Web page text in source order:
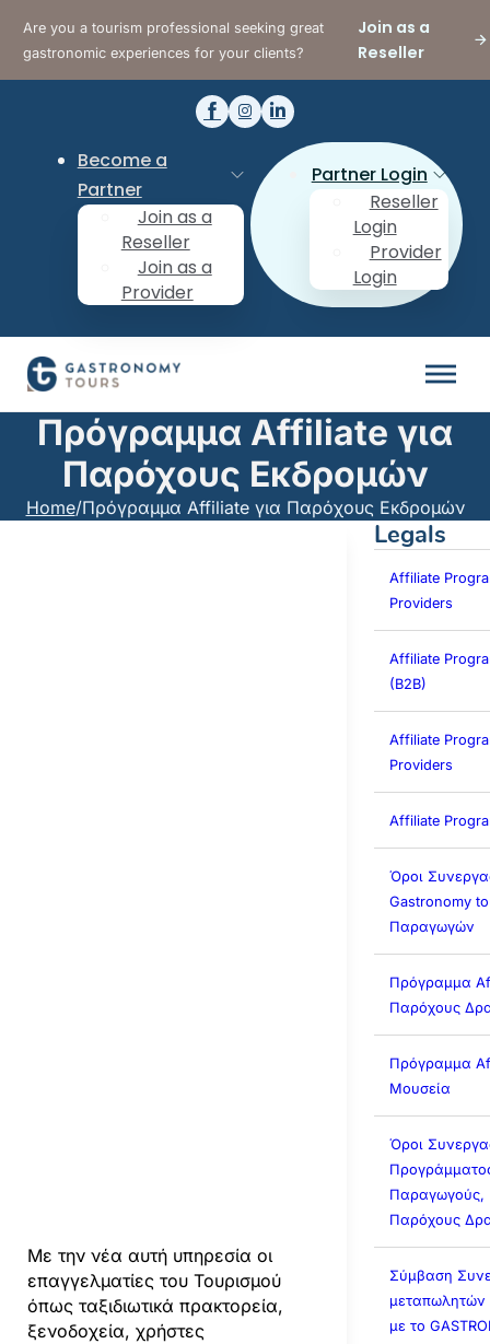
Are you a tourism professional seeking great
gastronomic experiences for your clients?
Join as a
Reseller
Become a
Partner
Join as a
Reseller
Join as a
Provider
Partner Login
Reseller
Login
Provider
Login
Πρόγραμμα Affiliate για
Παρόχους Εκδρομών
Home/Πρόγραμμα Affiliate για Παρόχους Εκδρομών
Με την νέα αυτή υπηρεσία οι
επαγγελματίες του Τουρισμού
όπως ταξιδιωτικά πρακτορεία,
ξενοδοχεία, χρήστες
Legals
Affiliate
Providers
Affiliate
(B2B)
Affiliate
Providers
Affiliate
Όροι
Gastronomy
Παραγωγών
Πρόγραμμα
Παρόχους
Πρόγραμμα
Μουσεία
Όροι
Παραγωγούς,
Παρόχους
Σύμβαση
μεταπωλητών
με το